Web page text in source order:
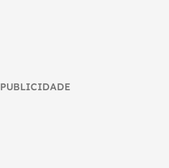
PUBLICIDADE